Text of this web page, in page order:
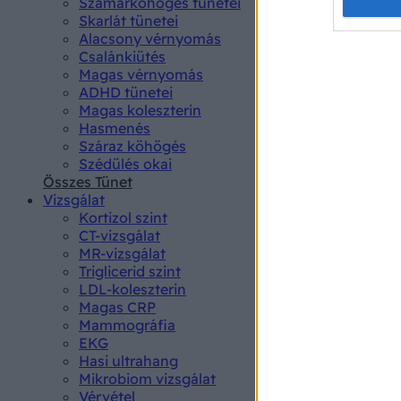
Skarlát tünetei
Alacsony vérnyomás
Csalánkiütés
Magas vérnyomás
ADHD tünetei
Magas koleszterin
Hasmenés
Száraz köhögés
Szédülés okai
Összes Tünet
Vizsgálat
Kortizol szint
CT-vizsgálat
MR-vizsgálat
Triglicerid szint
LDL-koleszterin
Magas CRP
Mammográfia
EKG
Hasi ultrahang
Mikrobiom vizsgálat
Vérvétel